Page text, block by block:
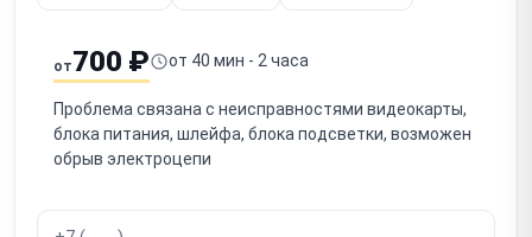
от700 ₽ от 40 мин - 2 часа
Проблема связана с неисправностями видеокарты,
блока питания, шлейфа, блока подсветки, возможен
обрыв электроцепи